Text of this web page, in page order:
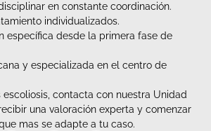
en constante coordinación.
individualizados.
específica desde la primera fase de
y especializada en el centro de
escoliosis, contacta con nuestra Unidad
una valoración experta y comenzar
mas se adapte a tu caso.